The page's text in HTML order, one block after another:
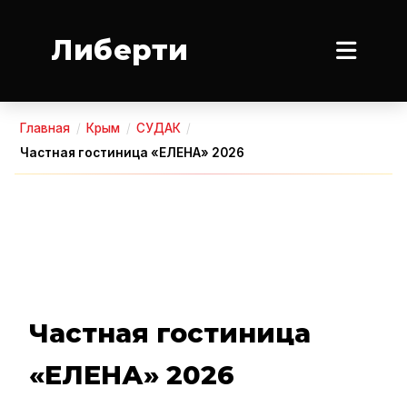
Либерти
Главная / Крым / СУДАК /
Частная гостиница «ЕЛЕНА» 2026
Частная гостиница
«ЕЛЕНА» 2026